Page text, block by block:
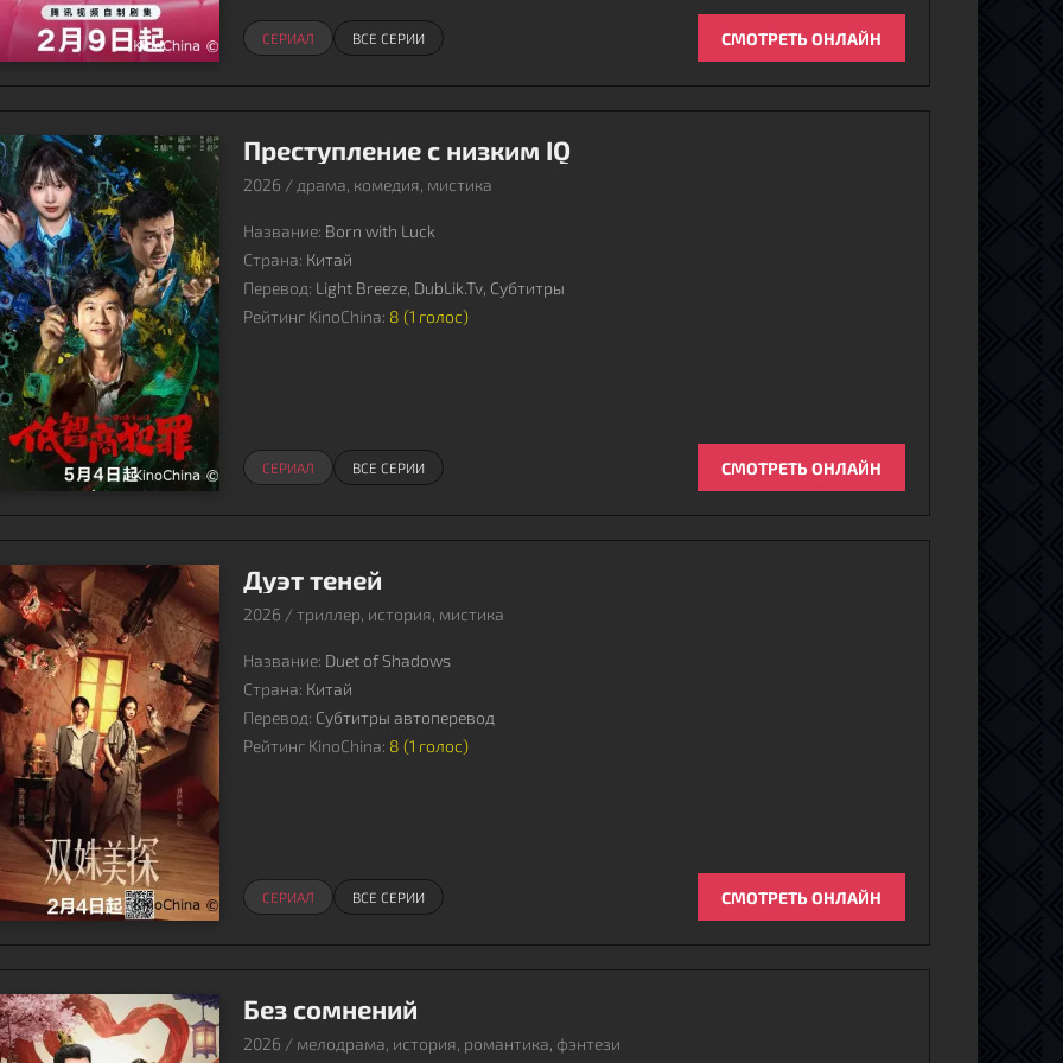
СЕРИАЛ ВСЕ СЕРИИ СМОТРЕТЬ ОНЛАЙН
Преступление с низким IQ
2026 / драма, комедия, мистика
СЕРИАЛ ВСЕ СЕРИИ
Название: Born with Luck
Страна: Китай
Перевод: Light Breeze, DubLik.Tv, Субтитры
Рейтинг KinoChina: 8 (1 голос)
СМОТРЕТЬ ОНЛАЙН
Дуэт теней
2026 / триллер, история, мистика
СЕРИАЛ ВСЕ СЕРИИ
Название: Duet of Shadows
Страна: Китай
Перевод: Субтитры автоперевод
Рейтинг KinoChina: 8 (1 голос)
СМОТРЕТЬ ОНЛАЙН
Без сомнений
2026 / мелодрама, история, романтика, фэнтези